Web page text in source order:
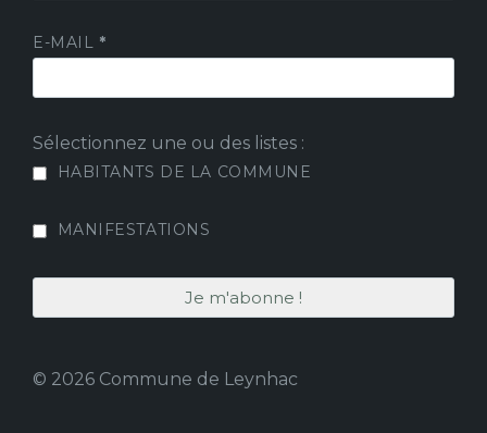
E-MAIL *
Sélectionnez une ou des listes :
HABITANTS DE LA COMMUNE
MANIFESTATIONS
© 2026 Commune de Leynhac